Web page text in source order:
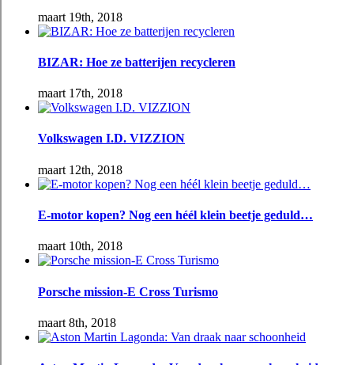
maart 19th, 2018
BIZAR: Hoe ze batterijen recycleren
maart 17th, 2018
Volkswagen I.D. VIZZION
maart 12th, 2018
E-motor kopen? Nog een héél klein beetje geduld…
maart 10th, 2018
Porsche mission-E Cross Turismo
maart 8th, 2018